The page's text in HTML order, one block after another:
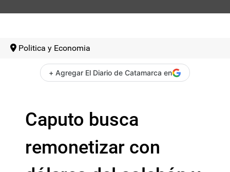
Politica y Economia
+ Agregar El Diario de Catamarca en
Caputo busca
remonetizar con